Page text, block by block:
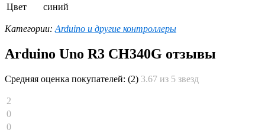
Цвет
синий
Категории: Arduino и другие контроллеры
Arduino Uno R3 CH340G отзывы
Средняя оценка покупателей: (2) 3.67 из 5 звезд
2
0
0